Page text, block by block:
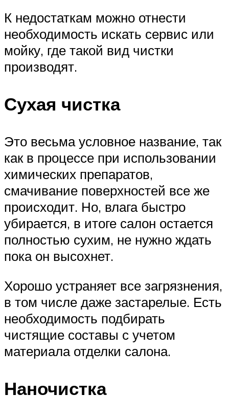
К недостаткам можно отнести
необходимость искать сервис или
мойку, где такой вид чистки
производят.
Сухая чистка
Это весьма условное название, так
как в процессе при использовании
химических препаратов,
смачивание поверхностей все же
происходит. Но, влага быстро
убирается, в итоге салон остается
полностью сухим, не нужно ждать
пока он высохнет.
Хорошо устраняет все загрязнения,
в том числе даже застарелые. Есть
необходимость подбирать
чистящие составы с учетом
материала отделки салона.
Наночистка